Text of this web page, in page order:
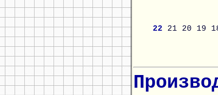
22 21 20 19